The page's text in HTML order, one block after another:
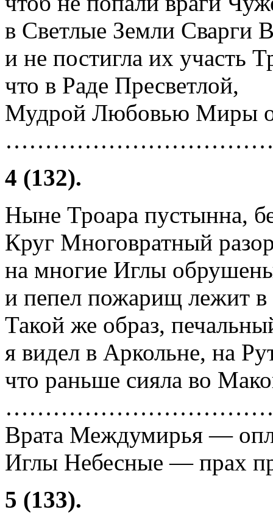
в Светлые Земли Сварги
и не постигла их участь
что в Раде Пресветлой,
Мудрой Любовью Миры
4 (132).
Ныне Троара пустынна,
Круг Многовратный
на многие Иглы
и пепел пожарищ лежит в
Такой же образ,
я видел в Аркольне, на
что раньше сияла во
Врата Междумирья —
Иглы Небесные — прах
5 (133).